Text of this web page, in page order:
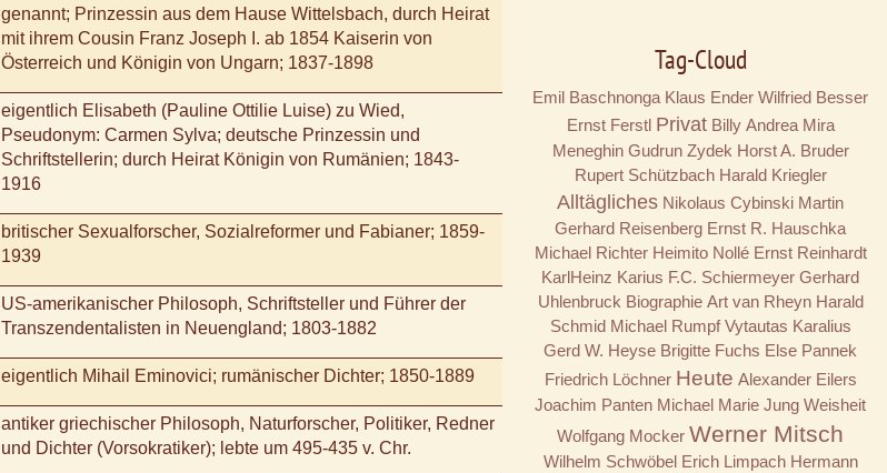
genannt; Prinzessin aus dem Hause Wittelsbach, durch Heirat
mit ihrem Cousin Franz Joseph I. ab 1854 Kaiserin von
Österreich und Königin von Ungarn; 1837-1898
eigentlich Elisabeth (Pauline Ottilie Luise) zu Wied,
Pseudonym: Carmen Sylva; deutsche Prinzessin und
Schriftstellerin; durch Heirat Königin von Rumänien; 1843-
1916
britischer Sexualforscher, Sozialreformer und Fabianer; 1859-
1939
US-amerikanischer Philosoph, Schriftsteller und Führer der
Transzendentalisten in Neuengland; 1803-1882
eigentlich Mihail Eminovici; rumänischer Dichter; 1850-1889
antiker griechischer Philosoph, Naturforscher, Politiker, Redner
und Dichter (Vorsokratiker); lebte um 495-435 v. Chr.
Tag-Cloud
Emil Baschnonga Klaus Ender Wilfried Besser
Ernst Ferstl Privat Billy Andrea Mira
Meneghin Gudrun Zydek Horst A. Bruder
Rupert Schützbach Harald Kriegler
Alltägliches Nikolaus Cybinski Martin
Gerhard Reisenberg Ernst R. Hauschka
Michael Richter Heimito Nollé Ernst Reinhardt
KarlHeinz Karius F.C. Schiermeyer Gerhard
Uhlenbruck Biographie Art van Rheyn Harald
Schmid Michael Rumpf Vytautas Karalius
Gerd W. Heyse Brigitte Fuchs Else Pannek
Friedrich Löchner Heute Alexander Eilers
Joachim Panten Michael Marie Jung Weisheit
Wolfgang Mocker Werner Mitsch
Wilhelm Schwöbel Erich Limpach Hermann